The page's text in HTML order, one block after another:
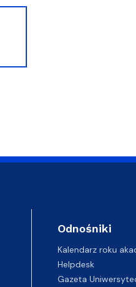
Odnośniki
Kalendarz roku
Helpdesk
Gazeta